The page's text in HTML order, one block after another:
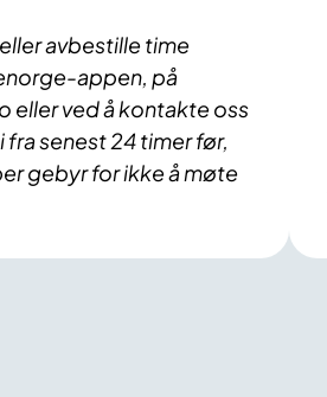
avbestille time
appen, på
eller ved å kontakte oss
fra senest 24 timer før,
gebyr for ikke å møte